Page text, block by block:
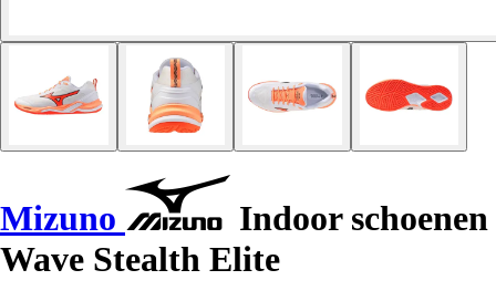
Mizuno
Indoor schoenen
Wave Stealth Elite